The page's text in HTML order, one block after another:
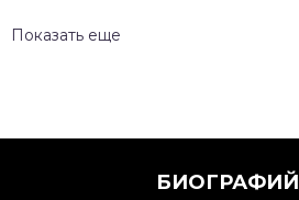
Показать еще
БИОГРАФИЙ